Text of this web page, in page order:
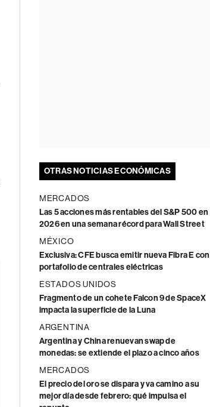
OTRAS NOTICIAS ECONÓMICAS
MERCADOS
Las 5 acciones más rentables del S&P 500 en
2026 en una semana récord para Wall Street
MÉXICO
Exclusiva: CFE busca emitir nueva Fibra E con
portafolio de centrales eléctricas
ESTADOS UNIDOS
Fragmento de un cohete Falcon 9 de SpaceX
impacta la superficie de la Luna
ARGENTINA
Argentina y China renuevan swap de
monedas: se extiende el plazo a cinco años
MERCADOS
El precio del oro se dispara y va camino a su
mejor día desde febrero: qué impulsa el